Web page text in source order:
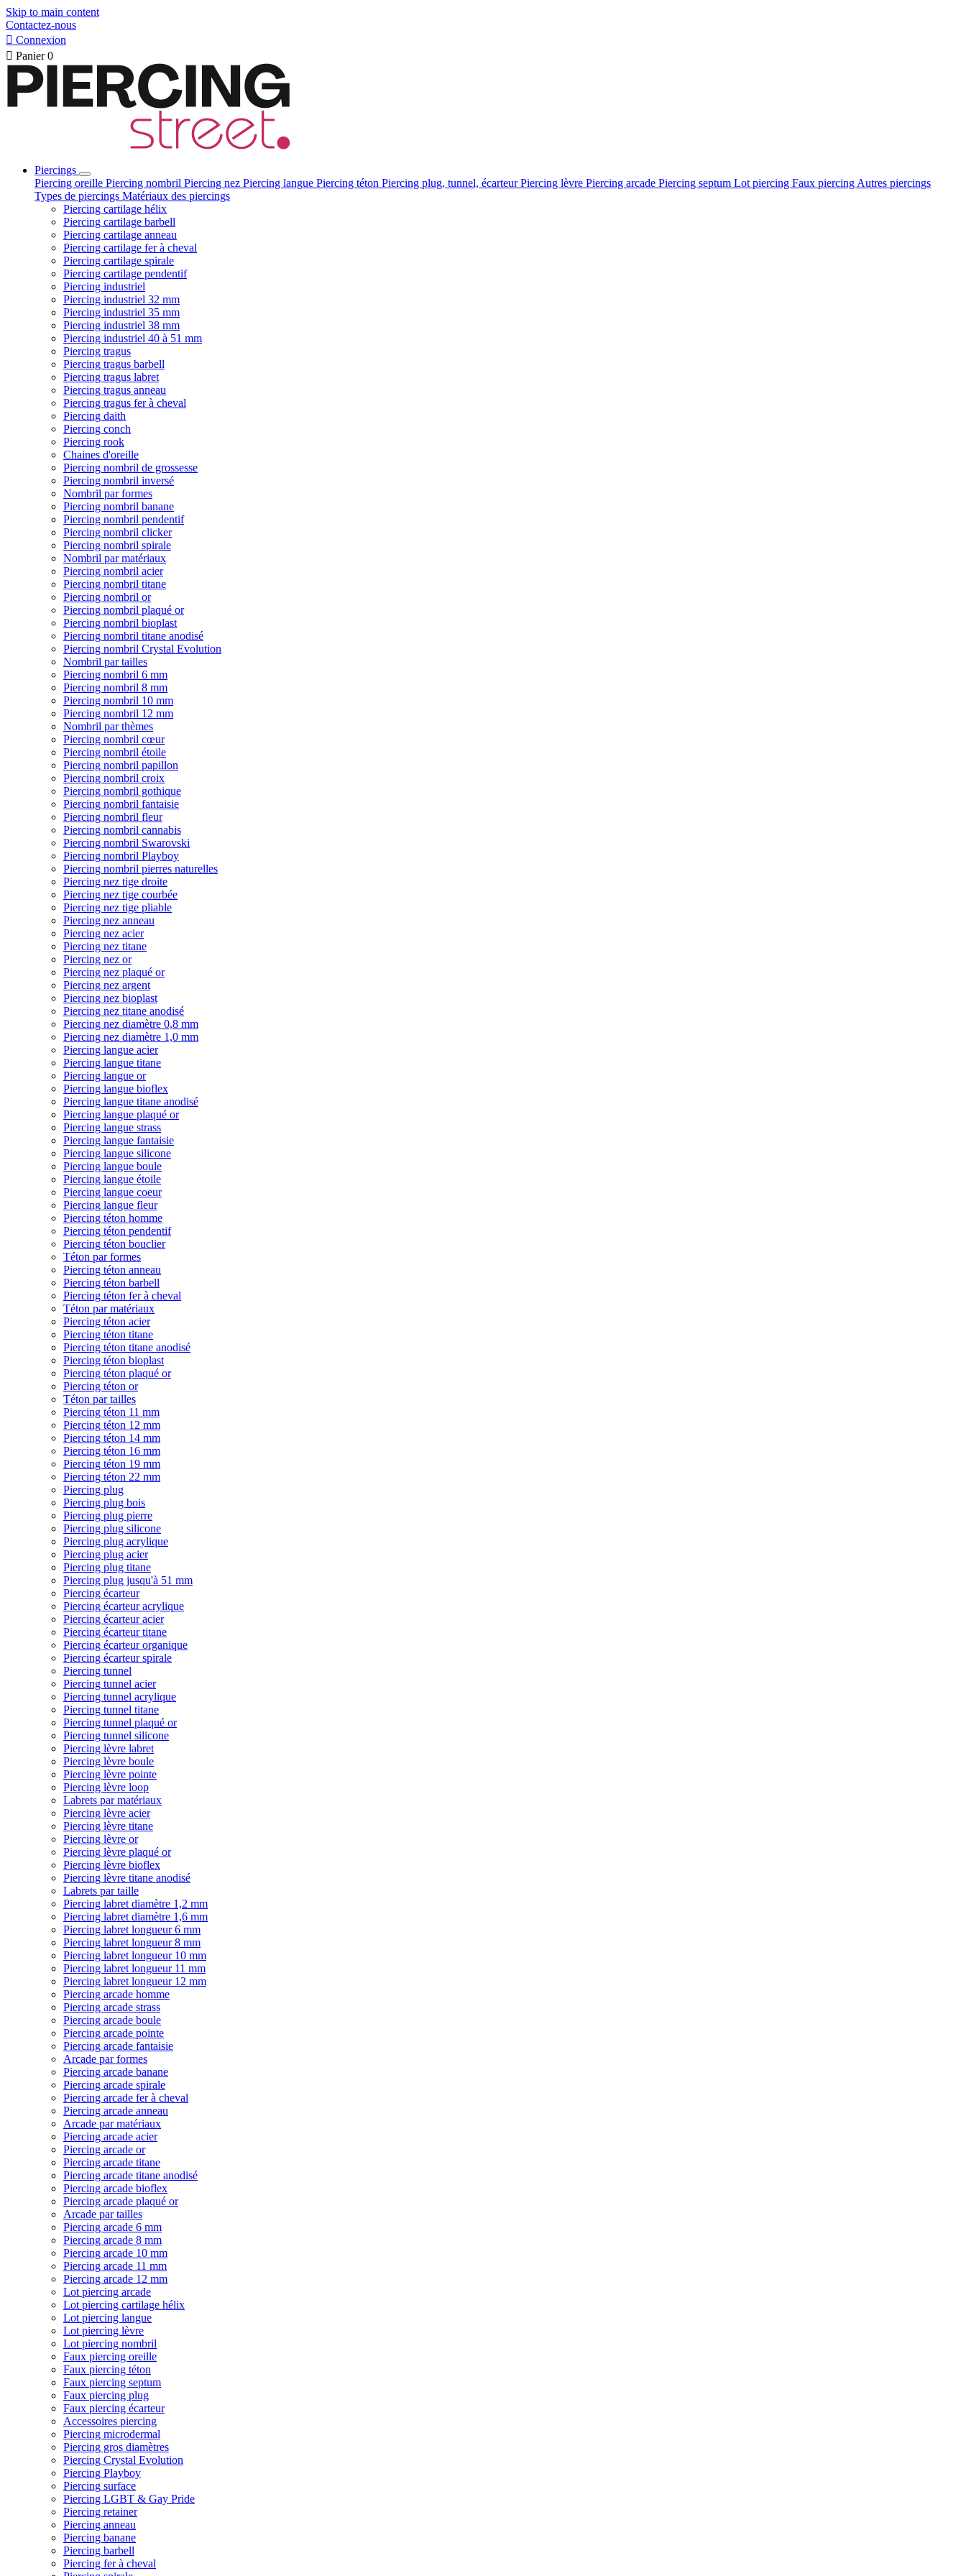
Skip to main content
Contactez-nous
 Connexion
 Panier 0
Piercings
Piercing oreille Piercing nombril Piercing nez Piercing langue Piercing téton Piercing plug, tunnel, écarteurPiercing lèvre Piercing arcade Piercing septum Lot piercing Faux piercing Autres piercings
Types de piercings Matériaux des piercings
Piercing cartilage hélix
Piercing cartilage barbell
Piercing cartilage anneau
Piercing cartilage fer à cheval
Piercing cartilage spirale
Piercing cartilage pendentif
Piercing industriel
Piercing industriel 32 mm
Piercing industriel 35 mm
Piercing industriel 38 mm
Piercing industriel 40 à 51 mm
Piercing tragus
Piercing tragus barbell
Piercing tragus labret
Piercing tragus anneau
Piercing tragus fer à cheval
Piercing daith
Piercing conch
Piercing rook
Chaines d'oreille
Piercing nombril de grossesse
Piercing nombril inversé
Nombril par formes
Piercing nombril banane
Piercing nombril pendentif
Piercing nombril clicker
Piercing nombril spirale
Nombril par matériaux
Piercing nombril acier
Piercing nombril titane
Piercing nombril or
Piercing nombril plaqué or
Piercing nombril bioplast
Piercing nombril titane anodisé
Piercing nombril Crystal Evolution
Nombril par tailles
Piercing nombril 6 mm
Piercing nombril 8 mm
Piercing nombril 10 mm
Piercing nombril 12 mm
Nombril par thèmes
Piercing nombril cœur
Piercing nombril étoile
Piercing nombril papillon
Piercing nombril croix
Piercing nombril gothique
Piercing nombril fantaisie
Piercing nombril fleur
Piercing nombril cannabis
Piercing nombril Swarovski
Piercing nombril Playboy
Piercing nombril pierres naturelles
Piercing nez tige droite
Piercing nez tige courbée
Piercing nez tige pliable
Piercing nez anneau
Piercing nez acier
Piercing nez titane
Piercing nez or
Piercing nez plaqué or
Piercing nez argent
Piercing nez bioplast
Piercing nez titane anodisé
Piercing nez diamètre 0,8 mm
Piercing nez diamètre 1,0 mm
Piercing langue acier
Piercing langue titane
Piercing langue or
Piercing langue bioflex
Piercing langue titane anodisé
Piercing langue plaqué or
Piercing langue strass
Piercing langue fantaisie
Piercing langue silicone
Piercing langue boule
Piercing langue étoile
Piercing langue coeur
Piercing langue fleur
Piercing téton homme
Piercing téton pendentif
Piercing téton bouclier
Téton par formes
Piercing téton anneau
Piercing téton barbell
Piercing téton fer à cheval
Téton par matériaux
Piercing téton acier
Piercing téton titane
Piercing téton titane anodisé
Piercing téton bioplast
Piercing téton plaqué or
Piercing téton or
Téton par tailles
Piercing téton 11 mm
Piercing téton 12 mm
Piercing téton 14 mm
Piercing téton 16 mm
Piercing téton 19 mm
Piercing téton 22 mm
Piercing plug
Piercing plug bois
Piercing plug pierre
Piercing plug silicone
Piercing plug acrylique
Piercing plug acier
Piercing plug titane
Piercing plug jusqu'à 51 mm
Piercing écarteur
Piercing écarteur acrylique
Piercing écarteur acier
Piercing écarteur titane
Piercing écarteur organique
Piercing écarteur spirale
Piercing tunnel
Piercing tunnel acier
Piercing tunnel acrylique
Piercing tunnel titane
Piercing tunnel plaqué or
Piercing tunnel silicone
Piercing lèvre labret
Piercing lèvre boule
Piercing lèvre pointe
Piercing lèvre loop
Labrets par matériaux
Piercing lèvre acier
Piercing lèvre titane
Piercing lèvre or
Piercing lèvre plaqué or
Piercing lèvre bioflex
Piercing lèvre titane anodisé
Labrets par taille
Piercing labret diamètre 1,2 mm
Piercing labret diamètre 1,6 mm
Piercing labret longueur 6 mm
Piercing labret longueur 8 mm
Piercing labret longueur 10 mm
Piercing labret longueur 11 mm
Piercing labret longueur 12 mm
Piercing arcade homme
Piercing arcade strass
Piercing arcade boule
Piercing arcade pointe
Piercing arcade fantaisie
Arcade par formes
Piercing arcade banane
Piercing arcade spirale
Piercing arcade fer à cheval
Piercing arcade anneau
Arcade par matériaux
Piercing arcade acier
Piercing arcade or
Piercing arcade titane
Piercing arcade titane anodisé
Piercing arcade bioflex
Piercing arcade plaqué or
Arcade par tailles
Piercing arcade 6 mm
Piercing arcade 8 mm
Piercing arcade 10 mm
Piercing arcade 11 mm
Piercing arcade 12 mm
Lot piercing arcade
Lot piercing cartilage hélix
Lot piercing langue
Lot piercing lèvre
Lot piercing nombril
Faux piercing oreille
Faux piercing téton
Faux piercing septum
Faux piercing plug
Faux piercing écarteur
Accessoires piercing
Piercing microdermal
Piercing gros diamètres
Piercing Crystal Evolution
Piercing Playboy
Piercing surface
Piercing LGBT & Gay Pride
Piercing retainer
Piercing anneau
Piercing banane
Piercing barbell
Piercing fer à cheval